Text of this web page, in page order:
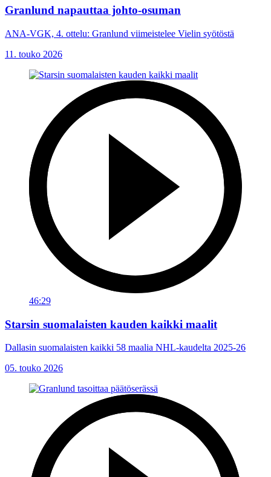
Granlund napauttaa johto-osuman
ANA-VGK, 4. ottelu: Granlund viimeistelee Vielin syötöstä
11. touko 2026
46:29
Starsin suomalaisten kauden kaikki maalit
Dallasin suomalaisten kaikki 58 maalia NHL-kaudelta 2025-26
05. touko 2026